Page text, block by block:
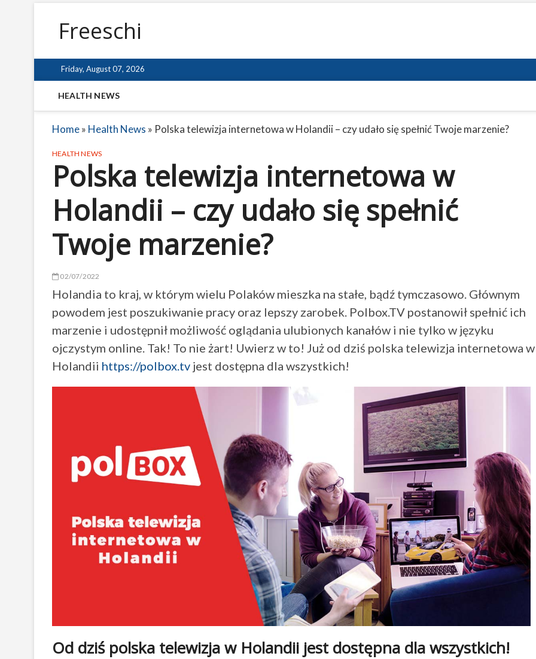
Freeschi
Friday, August 07, 2026
HEALTH NEWS
Home» Health News » Polska telewizja internetowa w Holandii – czy udało się spełnić Twoje marzenie?
HEALTH NEWS
Polska telewizja internetowa w
Holandii – czy udało się spełnić
Twoje marzenie?
02/07/2022
Holandia to kraj, w którym wielu Polaków mieszka na stałe, bądź tymczasowo. Głównym
powodem jest poszukiwanie pracy oraz lepszy zarobek. Polbox.TV postanowił spełnić ich
marzenie i udostępnił możliwość oglądania ulubionych kanałów i nie tylko w języku
ojczystym online. Tak! To nie żart! Uwierz w to! Już od dziś polska telewizja internetowa w
Holandii https://polbox.tv jest dostępna dla wszystkich!
Od dziś polska telewizja w Holandii jest dostępna dla wszystkich!